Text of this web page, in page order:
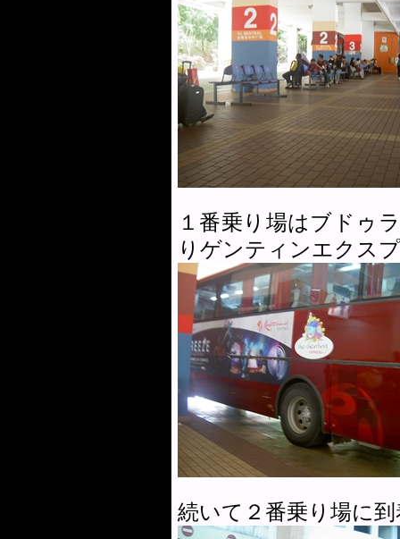
１番乗り場はブドゥ
りゲンティンエクス
続いて２番乗り場に